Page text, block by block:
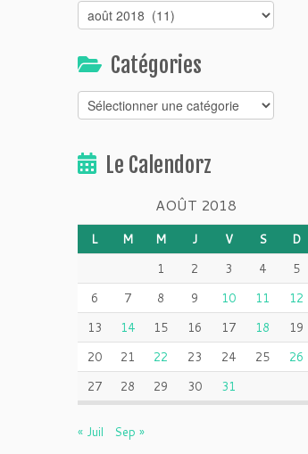
Archivorz
Catégories
Catégories
Le Calendorz
AOÛT 2018
L M M J V S
D
1
2 3 4
5
6
7 8 9 10 11
12
13
14 15 16 17 18
19
20
21 22 23 24 25
26
27
28 29 30 31
« Juil Sep »